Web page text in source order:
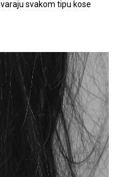
svakom tipu kose